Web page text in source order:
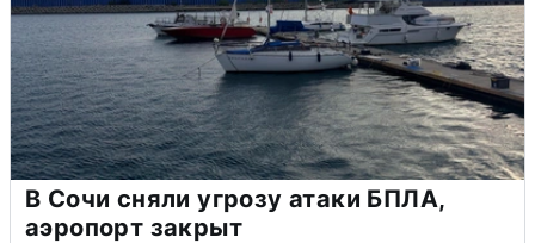
В Сочи сняли угрозу атаки БПЛА,
аэропорт закрыт